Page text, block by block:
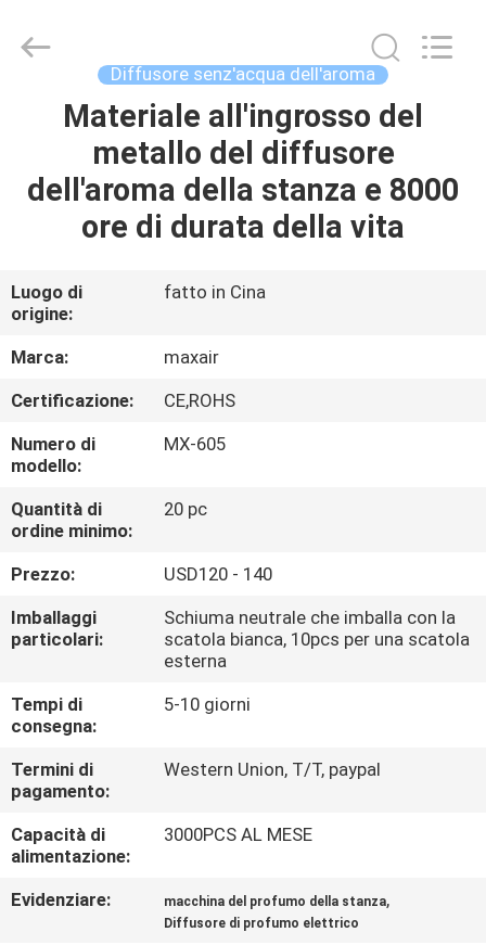
CASA
PRODOTTI
NOI
GIRO
DELLA
FABBRICA
CONTROLLO
DI
QUALITÀ
CONTATTICI
RICHIEDA
CITAZIONE
SHOPPING
ONLINE
Industrial
Diffusore senz'acqua dell'aroma
Materiale all'ingrosso del
metallo del diffusore
dell'aroma della stanza e 8000
ore di durata della vita
Luogo di
origine:
fatto in Cina
Marca:
maxair
Certificazione:
CE,ROHS
Numero di
modello:
MX-605
Quantità di
ordine minimo:
20 pc
Prezzo:
USD120 - 140
Imballaggi
particolari:
Schiuma neutrale che imballa con la
scatola bianca, 10pcs per una scatola
esterna
Tempi di
consegna:
5-10 giorni
Termini di
pagamento:
Western Union, T/T, paypal
Capacità di
alimentazione:
3000PCS AL MESE
Evidenziare: macchina del profumo della stanza,
Diffusore di profumo elettrico